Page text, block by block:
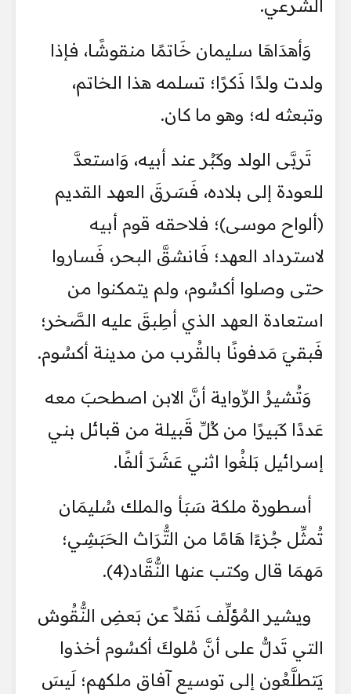
الشرعي.
وَأهدَاهَا سليمان خَاتمًا منقوشًا، فإذا
ولدت ولدًا ذَكرًا؛ تسلمه هذا الخاتم،
وتبعثه له؛ وهو ما كان.
تَربَّى الولد وكَبُر عند أبيه، وَاستعدَّ
للعودة إلى بلاده، فَسَرقَ العهد القديم
(ألواح موسى)؛ فلاحقه قوم أبيه
لاسترداد العهد؛ فَانشقَّ البحر، فَساروا
حتى وصلوا أكسُوم، ولم يتمكنوا من
استعادة العهد الذي أطِبقَ عليه الصَّخر؛
فَبقيَ مَدفونًا بالقُرب من مدينة أكسُوم.
وَتُشيرُ الرِّواية أنَّ الابن اصطحبَ معه
عَددًا كَبيرًا من كُلِّ قَبيلة من قبائل بني
إسرائيل بَلغُوا اثني عَشَرَ ألفًا.
أسطورة ملكة سَبَأ والملك سُليمَان
تُمثِّل جُزءًا هَامًا من التُّرَاث الحَبَشِي؛
مَهمَا قال وكتب عنها النُّقَّاد(4).
ويشير المُؤلِّف نَقلاً عن بَعضِ النُّقُوش
التي تَدلُّ على أنَّ مُلوكَ أكسُوم أخذوا
يَتطلَّعُون إلى توسيع آفاق ملكهم؛ لَيسَ